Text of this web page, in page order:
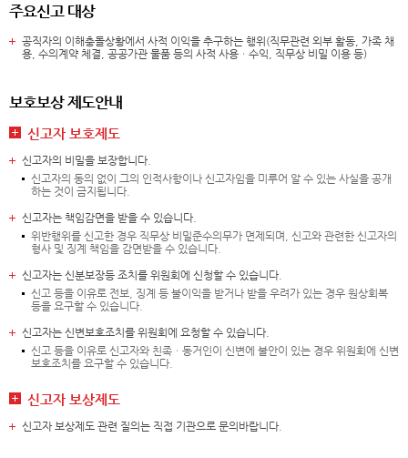
주요신고 대상
공직자의 이해충돌상황에서 사적 이익을 추구하는 행위(직무관련 외부 활동, 가족 채
용, 수의계약 체결, 공공가관 물품 등의 사적 사용ㆍ수익, 직무상 비밀 이용 등)
보호보상 제도안내
신고자 보호제도
신고자의 비밀을 보장합니다.
신고자의 동의 없이 그의 인적사항이나 신고자임을 미루어 알 수 있는 사실을 공개
하는 것이 금지됩니다.
신고자는 책임감면을 받을 수 있습니다.
위반행위를 신고한 경우 직무상 비밀준수의무가 면제되며, 신고와 관련한 신고자의
형사 및 징계 책임을 감면받을 수 있습니다.
신고자는 신분보장등 조치를 위원회에 신청할 수 있습니다.
신고 등을 이유로 전보, 징계 등 불이익을 받거나 받을 우려가 있는 경우 원상회복
등을 요구할 수 있습니다.
신고자는 신변보호조치를 위원회에 요청할 수 있습니다.
신고 등을 이유로 신고자와 친족ㆍ동거인이 신변에 불안이 있는 경우 위원회에 신변
보호조치를 요구할 수 있습니다.
신고자 보상제도
신고자 보상제도 관련 질의는 직접 기관으로 문의바랍니다.